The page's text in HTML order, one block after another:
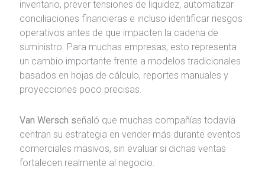
inventario, prever tensiones de liquidez, automatizar
conciliaciones financieras e incluso identificar riesgos
operativos antes de que impacten la cadena de
suministro. Para muchas empresas, esto representa
un cambio importante frente a modelos tradicionales
basados en hojas de cálculo, reportes manuales y
proyecciones poco precisas.
Van Wersch señaló que muchas compañías todavía
centran su estrategia en vender más durante eventos
comerciales masivos, sin evaluar si dichas ventas
fortalecen realmente al negocio.